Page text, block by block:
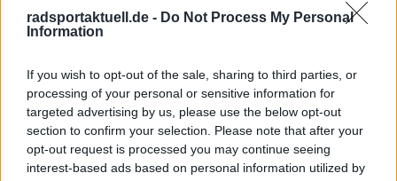
radsportaktuell.de - Do Not Process My Personal
Information
If you wish to opt-out of the sale, sharing to third parties, or
processing of your personal or sensitive information for
targeted advertising by us, please use the below opt-out
section to confirm your selection. Please note that after your
opt-out request is processed you may continue seeing
interest-based ads based on personal information utilized by
Mail.
Abonnieren
Pascal Michiels
SEO-Manager, Sportjournalist und Editor-in-chief